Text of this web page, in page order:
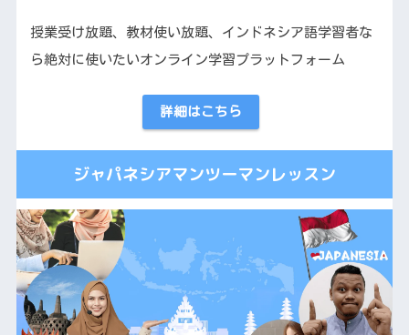
授業受け放題、教材使い放題、インドネシア語学習者な
ら絶対に使いたいオンライン学習プラットフォーム
詳細はこちら
ジャパネシアマンツーマンレッスン